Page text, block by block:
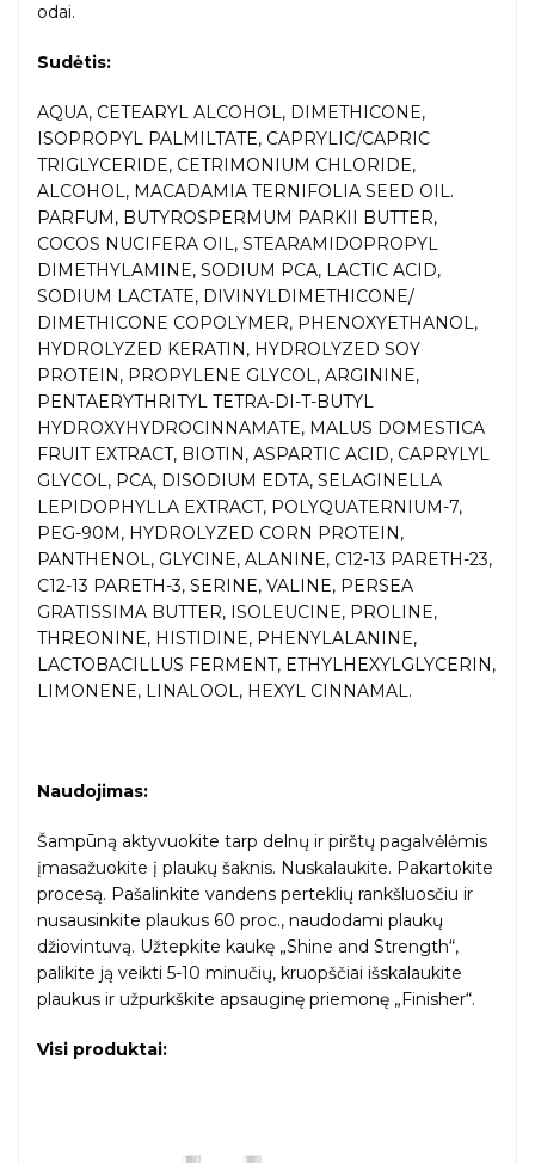
odai.
Sudėtis:
AQUA, CETEARYL ALCOHOL, DIMETHICONE,
ISOPROPYL PALMILTATE, CAPRYLIC/CAPRIC
TRIGLYCERIDE, CETRIMONIUM CHLORIDE,
ALCOHOL, MACADAMIA TERNIFOLIA SEED OIL.
PARFUM, BUTYROSPERMUM PARKII BUTTER,
COCOS NUCIFERA OIL, STEARAMIDOPROPYL
DIMETHYLAMINE, SODIUM PCA, LACTIC ACID,
SODIUM LACTATE, DIVINYLDIMETHICONE/
DIMETHICONE COPOLYMER, PHENOXYETHANOL,
HYDROLYZED KERATIN, HYDROLYZED SOY
PROTEIN, PROPYLENE GLYCOL, ARGININE,
PENTAERYTHRITYL TETRA-DI-T-BUTYL
HYDROXYHYDROCINNAMATE, MALUS DOMESTICA
FRUIT EXTRACT, BIOTIN, ASPARTIC ACID, CAPRYLYL
GLYCOL, PCA, DISODIUM EDTA, SELAGINELLA
LEPIDOPHYLLA EXTRACT, POLYQUATERNIUM-7,
PEG-90M, HYDROLYZED CORN PROTEIN,
PANTHENOL, GLYCINE, ALANINE, C12-13 PARETH-23,
C12-13 PARETH-3, SERINE, VALINE, PERSEA
GRATISSIMA BUTTER, ISOLEUCINE, PROLINE,
THREONINE, HISTIDINE, PHENYLALANINE,
LACTOBACILLUS FERMENT, ETHYLHEXYLGLYCERIN,
LIMONENE, LINALOOL, HEXYL CINNAMAL.
Naudojimas:
Šampūną aktyvuokite tarp delnų ir pirštų pagalvėlėmis
įmasažuokite į plaukų šaknis. Nuskalaukite. Pakartokite
procesą. Pašalinkite vandens perteklių rankšluosčiu ir
nusausinkite plaukus 60 proc., naudodami plaukų
džiovintuvą. Užtepkite kaukę „Shine and Strength“,
palikite ją veikti 5-10 minučių, kruopščiai išskalaukite
plaukus ir užpurkškite apsauginę priemonę „Finisher“.
Visi produktai: